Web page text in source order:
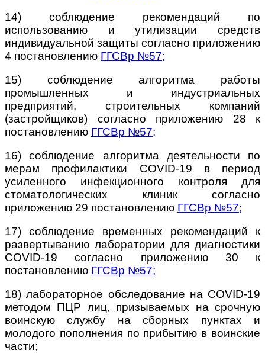
14) соблюдение рекомендаций по
использованию и утилизации средств
индивидуальной защиты согласно приложению
4 постановлению ГГСВр №57;
15) соблюдение алгоритма работы
промышленных и индустриальных
предприятий, строительных компаний
(застройщиков) согласно приложению 28 к
постановлению ГГСВр №57;
16) соблюдение алгоритма деятельности по
мерам профилактики COVID-19 в период
усиленного инфекционного контроля для
стоматологических клиник согласно
приложению 29 постановлению ГГСВр №57;
17) соблюдение временных рекомендаций к
развертыванию лаборатории для диагностики
COVID-19 согласно приложению 30 к
постановлению ГГСВр №57;
18) лабораторное обследование на COVID-19
методом ПЦР лиц, призываемых на срочную
воинскую службу на сборных пунктах и
молодого пополнения по прибытию в воинские
части;